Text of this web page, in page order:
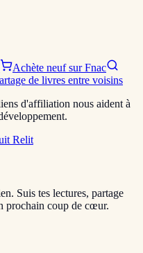
Achète neuf sur Fnac
de livres entre voisins
d'affiliation nous aident à
Relit
Suis tes lectures, partage
prochain coup de cœur.